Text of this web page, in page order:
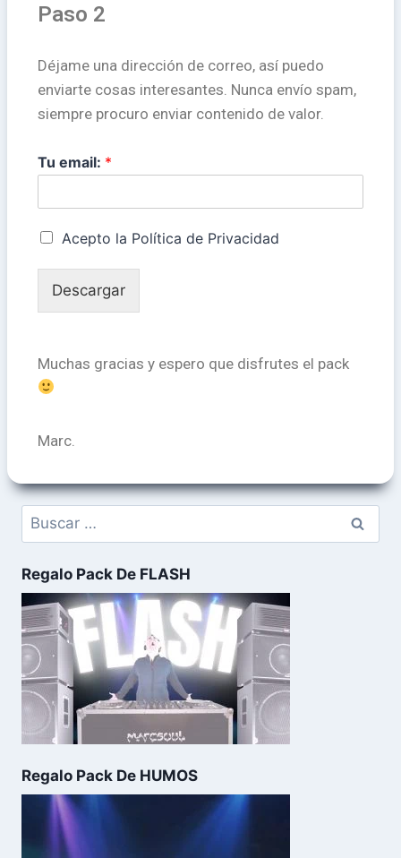
Paso 2
Déjame una dirección de correo, así puedo
enviarte cosas interesantes. Nunca envío spam,
siempre procuro enviar contenido de valor.
Tu email: *
Acepto la Política de Privacidad
Descargar
Muchas gracias y espero que disfrutes el pack
Marc.
Regalo Pack De FLASH
Regalo Pack De HUMOS